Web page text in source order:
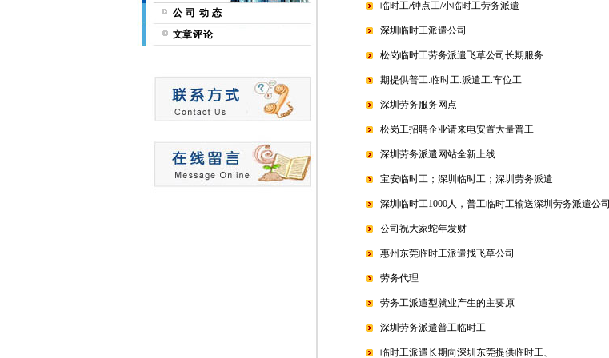
公 司 动 态
文章评论
临时工/钟点工/小临时工劳务派遣
深圳临时工派遣公司
松岗临时工劳务派遣飞草公司长期服务
期提供普工.临时工.派遣工.车位工
深圳劳务服务网点
松岗工招聘企业请来电安置大量普工
深圳劳务派遣网站全新上线
宝安临时工；深圳临时工；深圳劳务派遣
深圳临时工1000人，普工临时工输送深圳劳务派遣公司
公司祝大家蛇年发财
惠州东莞临时工派遣找飞草公司
劳务代理
劳务工派遣型就业产生的主要原
深圳劳务派遣普工临时工
临时工派遣长期向深圳东莞提供临时工、